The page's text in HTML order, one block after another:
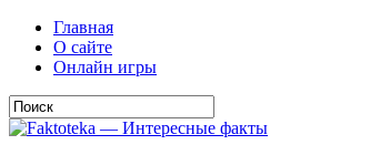
Главная
О сайте
Онлайн игры